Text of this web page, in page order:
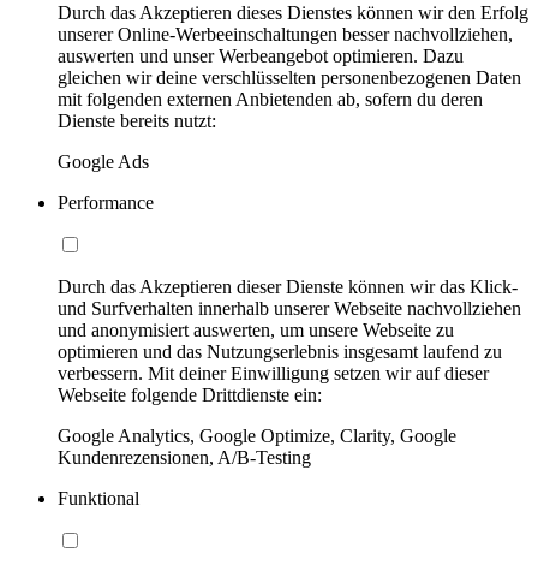
Durch das Akzeptieren dieses Dienstes können wir den Erfolg
unserer Online-Werbeeinschaltungen besser nachvollziehen,
auswerten und unser Werbeangebot optimieren. Dazu
gleichen wir deine verschlüsselten personenbezogenen Daten
mit folgenden externen Anbietenden ab, sofern du deren
Dienste bereits nutzt:
Google Ads
Performance
Durch das Akzeptieren dieser Dienste können wir das Klick-
und Surfverhalten innerhalb unserer Webseite nachvollziehen
und anonymisiert auswerten, um unsere Webseite zu
optimieren und das Nutzungserlebnis insgesamt laufend zu
verbessern. Mit deiner Einwilligung setzen wir auf dieser
Webseite folgende Drittdienste ein:
Google Analytics, Google Optimize, Clarity, Google
Kundenrezensionen, A/B-Testing
Funktional